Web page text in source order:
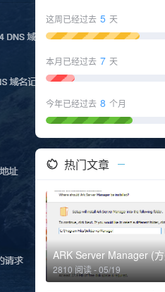
这周已经过去 5 天
本月已经过去 7 天
今年已经过去 8 个月
热门文章
2810 阅读 - 05/19